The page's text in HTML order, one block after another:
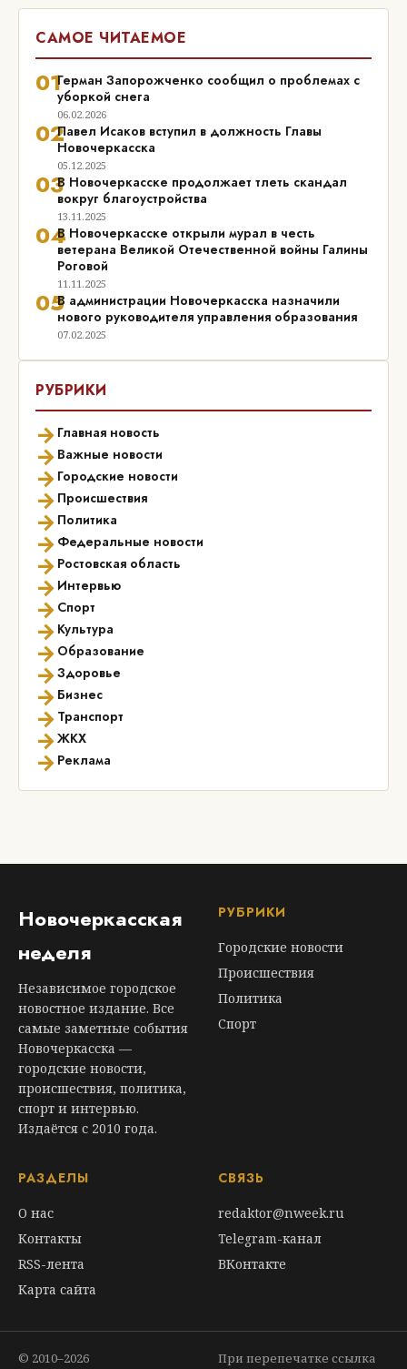
САМОЕ ЧИТАЕМОЕ
01Герман Запорожченко сообщил о проблемах с
уборкой снега
06.02.2026
02Павел Исаков вступил в должность Главы
Новочеркасска
05.12.2025
03В Новочеркасске продолжает тлеть скандал
вокруг благоустройства
13.11.2025
04В Новочеркасске открыли мурал в честь
ветерана Великой Отечественной войны Галины
Роговой
11.11.2025
05В администрации Новочеркасска назначили
нового руководителя управления образования
07.02.2025
РУБРИКИ
→ Главная новость
→ Важные новости
→ Городские новости
→ Происшествия
→ Политика
→ Федеральные новости
→ Ростовская область
→ Интервью
→ Спорт
→ Культура
→ Образование
→Здоровье
→ Бизнес
→ Транспорт
→ЖКХ
→ Реклама
Новочеркасская
неделя
Независимое городское
новостное издание. Все
самые заметные события
Новочеркасска —
городские новости,
происшествия, политика,
спорт и интервью.
Издаётся с 2010 года.
РУБРИКИ
Городские новости
Происшествия
Политика
Спорт
РАЗДЕЛЫ
О нас
Контакты
RSS-лента
Карта сайта
СВЯЗЬ
redaktor@nweek.ru
Telegram-канал
ВКонтакте
© 2010–2026 При перепечатке ссылка